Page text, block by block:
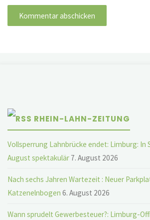
RHEIN-LAHN-ZEITUNG
Vollsperrung Lahnbrücke endet: Limburg: In
August spektakulär 7. August 2026
Nach sechs Jahren Wartezeit : Neuer
Katzenelnbogen 6. August 2026
Wann sprudelt Gewerbesteuer?: Limburg-